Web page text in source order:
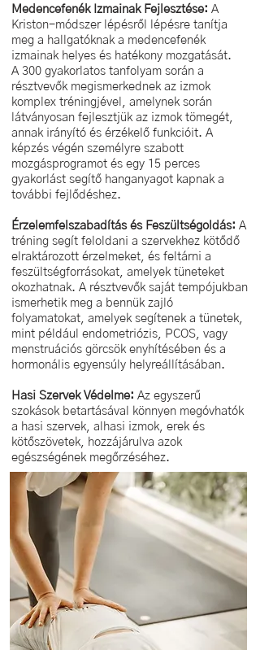
Medencefenék Izmainak Fejlesztése: A
Kriston-módszer lépésről lépésre tanítja
meg a hallgatóknak a medencefenék
izmainak helyes és hatékony mozgatását.
A 300 gyakorlatos tanfolyam során a
résztvevők megismerkednek az izmok
komplex tréningjével, amelynek során
látványosan fejlesztjük az izmok tömegét,
annak irányító és érzékelő funkcióit. A
képzés végén személyre szabott
mozgásprogramot és egy 15 perces
gyakorlást segítő hanganyagot kapnak a
további fejlődéshez.
Érzelemfelszabadítás és Feszültségoldás: A
tréning segít feloldani a szervekhez kötődő
elraktározott érzelmeket, és feltárni a
feszültségforrásokat, amelyek tüneteket
okozhatnak. A résztvevők saját tempójukban
ismerhetik meg a bennük zajló
folyamatokat, amelyek segítenek a tünetek,
mint például endometriózis, PCOS, vagy
menstruációs görcsök enyhítésében és a
hormonális egyensúly helyreállításában.
Hasi Szervek Védelme: Az egyszerű
szokások betartásával könnyen megóvhatók
a hasi szervek, alhasi izmok, erek és
kötőszövetek, hozzájárulva azok
egészségének megőrzéséhez.